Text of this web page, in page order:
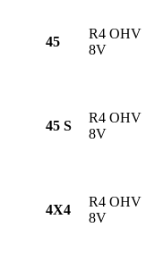
45
R4 OHV
8V
45 S
R4 OHV
8V
4X4
R4 OHV
8V